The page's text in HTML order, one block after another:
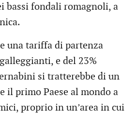
bassi fondali romagnoli, a
una tariffa di partenza
e del 23%
si tratterebbe di un
il primo Paese al mondo a
proprio in un’area in cui